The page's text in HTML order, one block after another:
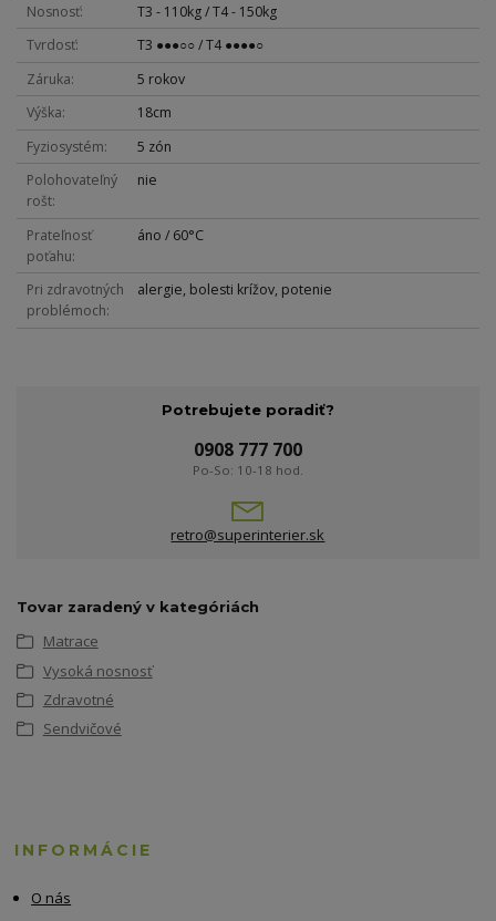
Nosnosť
T3 - 110kg / T4 - 150kg
Tvrdosť
T3 ●●●○○ / T4 ●●●●○
Záruka
5 rokov
Výška
18cm
Fyziosystém
5 zón
Polohovateľný
rošt
nie
Prateľnosť
poťahu
áno / 60°C
Pri zdravotných
problémoch
alergie, bolesti krížov, potenie
Potrebujete poradiť?
0908 777 700
Po-So: 10-18 hod.
retro@superinterier.sk
Tovar zaradený v kategóriách
Matrace
Vysoká nosnosť
Zdravotné
Sendvičové
INFORMÁCIE
O nás